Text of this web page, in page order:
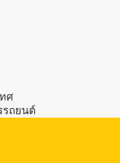
ศ
รถยนต์